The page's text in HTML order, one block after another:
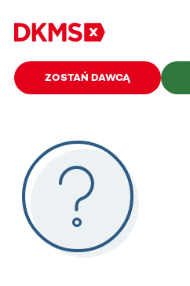
ZOSTAŃ DAWCĄ